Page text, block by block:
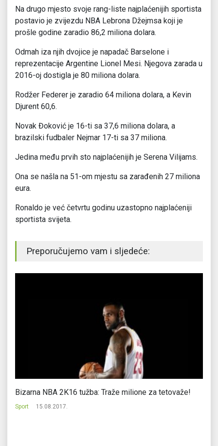
Na drugo mjesto svoje rang-liste najplaćenijih sportista
postavio je zvijezdu NBA Lebrona Džejmsa koji je
prošle godine zaradio 86,2 miliona dolara.
Odmah iza njih dvojice je napadač Barselone i
reprezentacije Argentine Lionel Mesi. Njegova zarada u
2016-oj dostigla je 80 miliona dolara.
Rodžer Federer je zaradio 64 miliona dolara, a Kevin
Djurent 60,6.
Novak Đoković je 16-ti sa 37,6 miliona dolara, a
brazilski fudbaler Nejmar 17-ti sa 37 miliona.
Jedina među prvih sto najplaćenijih je Serena Vilijams.
Ona se našla na 51-om mjestu sa zarađenih 27 miliona
eura.
Ronaldo je već četvrtu godinu uzastopno najplaćeniji
sportista svijeta.
Preporučujemo vam i sljedeće:
Bizarna NBA 2K16 tužba: Traže milione za tetovaže!
Sport 15.08.2017.